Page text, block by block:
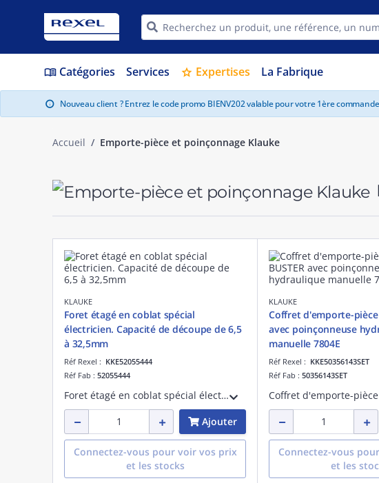
menu_book Catégories Services star Expertises La Fabrique
info Nouveau client ? Entrez le code promo BIENV202 valable pour votre 1ère
Accueil Emporte-pièce et poinçonnage Klauke
KLAUKE
Foret étagé en coblat spécial
électricien. Capacité de découpe de 6,5
à 32,5mm
Réf Rexel : KKE52055444
Réf Fab : 52055444
Foret étagé en coblat spécial électricien. 13 étatges de découpe PG et ISO: 6,5/7,5/10,5/12,7/15,2/16,6/18,6/20,4/22,5/25,4/28,3/32,5mm
Ajouter
Connectez-vous pour voir vos prix
et les stocks
KLAUKE
Coffret d'emporte-pièce
avec poinçonneuse
manuelle 7804E
Réf Rexel : KKE50356143SET
Réf Fab : 50356143SET
Connectez-vous
et les